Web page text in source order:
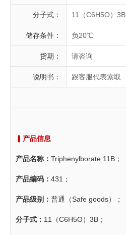
Abbexa
分子式： 11（C6H5O）3B
储存条件： 负20℃
货期： 请咨询
说明书： 跟客服代表索取
▎产品信息
产品名称： Triphenylborate 11B；
产品编码： 431；
产品级别： 普通（Safe goods）；
分子式： 11（C6H5O）3B；